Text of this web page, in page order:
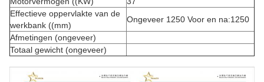
Effectieve oppervlakte van de
werkbank ((mm)
Ongeveer 1250 Voor en na:1250
Afmetingen (ongeveer)
Totaal gewicht (ongeveer)